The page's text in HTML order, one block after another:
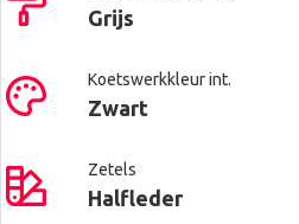
Grijs
Koetswerkkleur int.
Zwart
Zetels
Halfleder